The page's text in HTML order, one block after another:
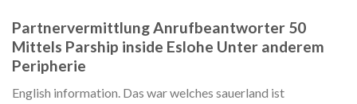
Partnervermittlung Anrufbeantworter 50
Mittels Parship inside Eslohe Unter anderem
Peripherie
English information. Das war welches sauerland ist